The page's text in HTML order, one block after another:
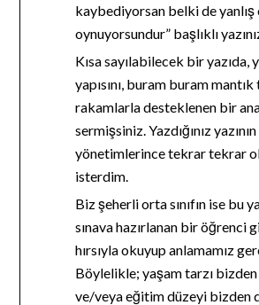
kaybediyorsan belki de yanlış
oynuyorsundur” başlıklı
Kısa sayılabilecek bir yazıda,
yapısını, buram buram
rakamlarla desteklenen bir
sermişsiniz. Yazdığınız
yönetimlerince tekrar tekrar
isterdim.
Biz şeherli orta sınıfın ise bu
sınava hazırlanan bir öğrenci
hırsıyla okuyup anlamamız
Böylelikle; yaşam tarzı
ve/veya eğitim düzeyi bizden